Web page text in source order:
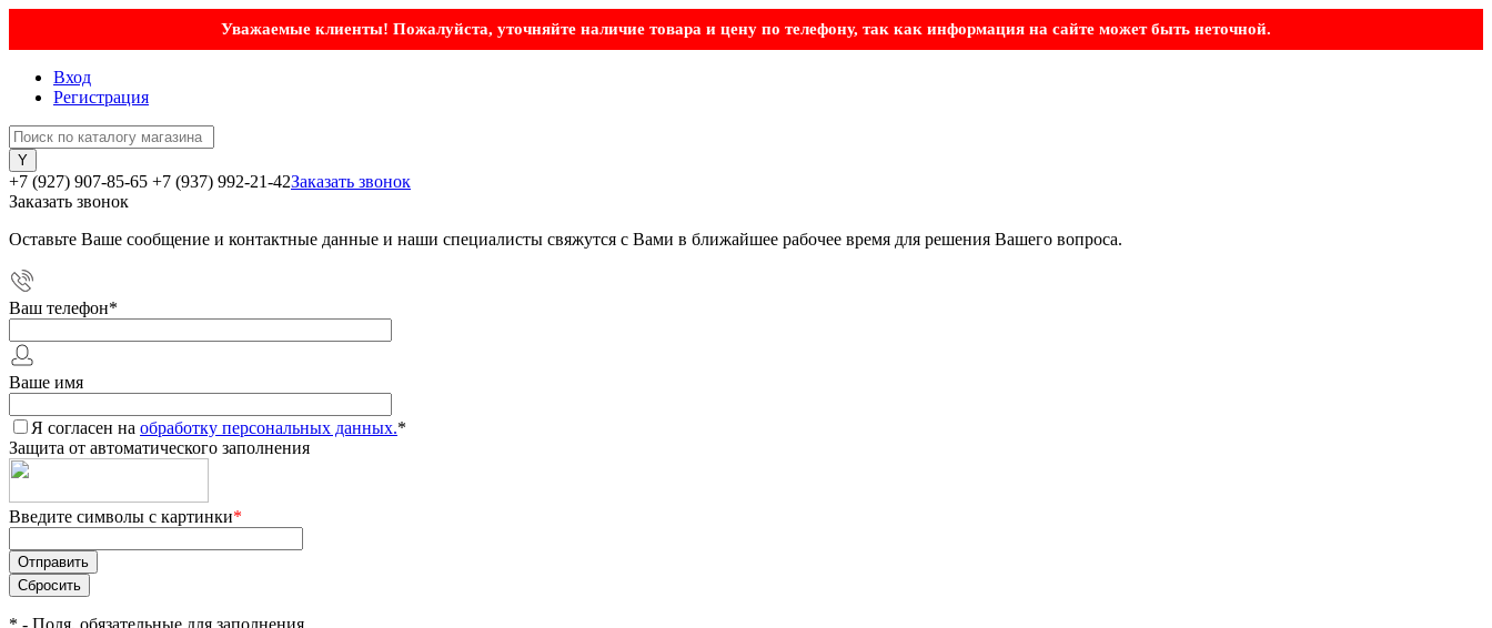
Уважаемые клиенты! Пожалуйста, уточняйте наличие товара и цену по телефону, так как информация на сайте может быть неточной.
Вход
Регистрация
+7 (927) 907-85-65 +7 (937) 992-21-42Заказать звонок
Заказать звонок
Оставьте Ваше сообщение и контактные данные и наши специалисты свяжутся с Вами в ближайшее рабочее время для решения Вашего вопроса.
Ваш телефон*
Ваше имя
Я согласен на обработку персональных данных.*
Защита от автоматического заполнения
Введите символы с картинки*
* - Поля, обязательные для заполнения